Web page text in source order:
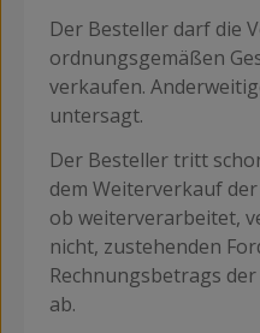
Der Besteller darf die
ordnungsgemäßen
verkaufen.
untersagt.
Der Besteller tritt
dem Weiterverkauf
ob weiterverarbeitet,
nicht, zustehenden
Rechnungsbetrags
ab.